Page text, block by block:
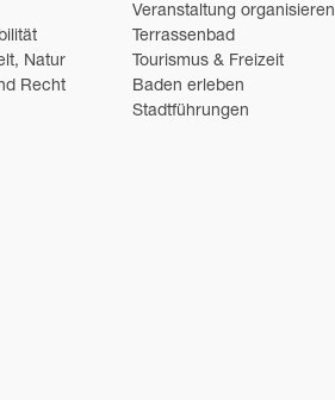
Natur
Recht
Veranstaltung organisieren
Terrassenbad
Tourismus & Freizeit
Baden erleben
Stadtführungen